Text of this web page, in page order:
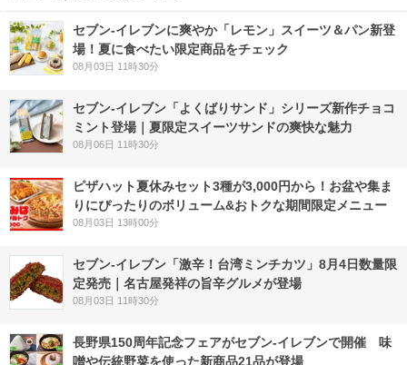
セブン‐イレブンに爽やか「レモン」スイーツ＆パン新登
場！夏に食べたい限定商品をチェック
08月03日 11時30分
セブン‐イレブン「よくばりサンド」シリーズ新作チョコ
ミント登場｜夏限定スイーツサンドの爽快な魅力
08月06日 11時30分
ピザハット夏休みセット3種が3,000円から！お盆や集ま
りにぴったりのボリューム&おトクな期間限定メニュー
08月03日 13時00分
セブン-イレブン「激辛！台湾ミンチカツ」8月4日数量限
定発売｜名古屋発祥の旨辛グルメが登場
08月03日 11時30分
長野県150周年記念フェアがセブン-イレブンで開催 味
噌や伝統野菜を使った新商品21品が登場